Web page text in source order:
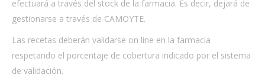
efectuará a través del stock de la farmacia. Es decir, dejará de
gestionarse a través de CAMOYTE.
Las recetas deberán validarse on line en la farmacia
respetando el porcentaje de cobertura indicado por el sistema
de validación.